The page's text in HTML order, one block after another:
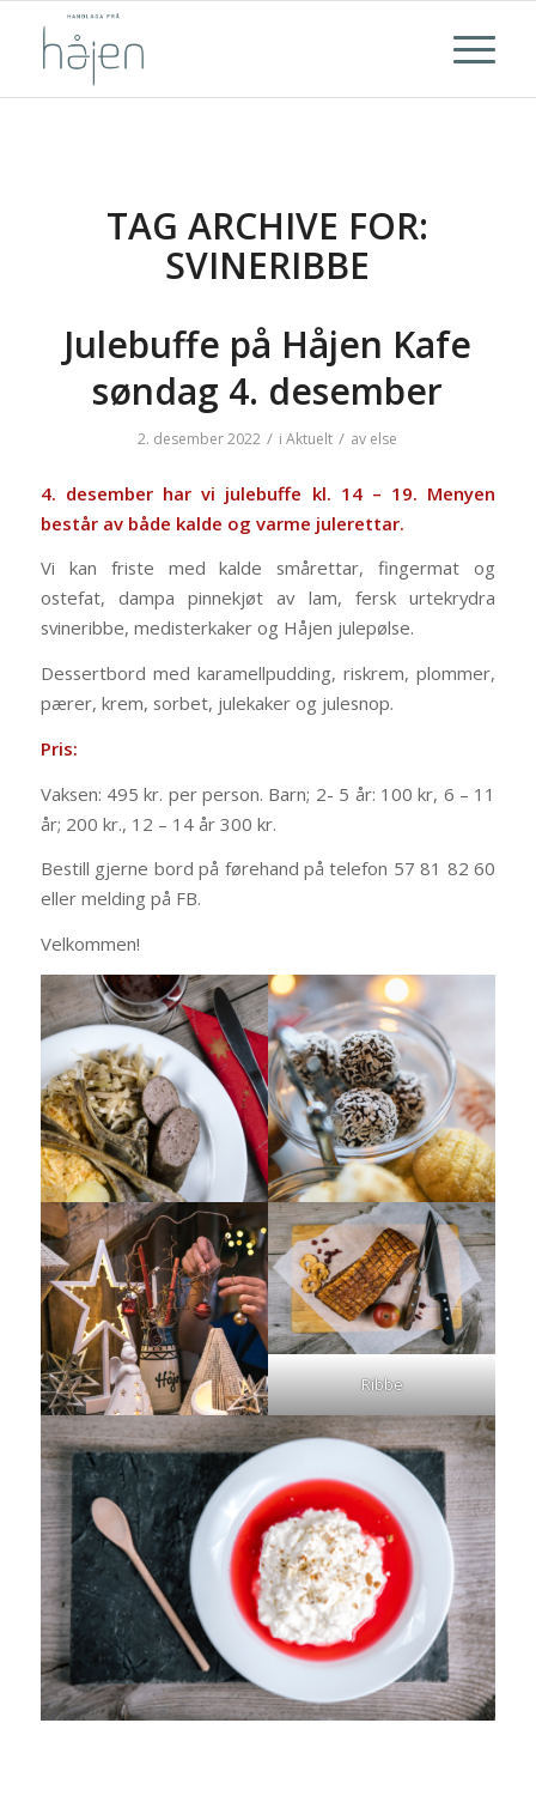
TAG ARCHIVE FOR:
SVINERIBBE
Julebuffe på Håjen Kafe
søndag 4. desember
2. desember 2022 / iAktuelt / av else
4. desember har vi julebuffe kl. 14 – 19. Menyen
består av både kalde og varme julerettar.
Vi kan friste med kalde smårettar, fingermat og
ostefat, dampa pinnekjøt av lam, fersk urtekrydra
svineribbe, medisterkaker og Håjen julepølse.
Dessertbord med karamellpudding, riskrem, plommer,
pærer, krem, sorbet, julekaker og julesnop.
Pris:
Vaksen: 495 kr. per person. Barn; 2- 5 år: 100 kr, 6 – 11
år; 200 kr., 12 – 14 år 300 kr.
Bestill gjerne bord på førehand på telefon 57 81 82 60
eller melding på FB.
Velkommen!
Ribbe